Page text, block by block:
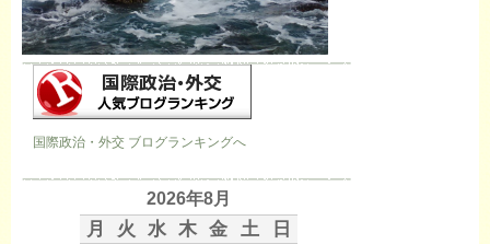
国際政治・外交 ブログランキングへ
2026年8月
月 火 水 木 金 土
日